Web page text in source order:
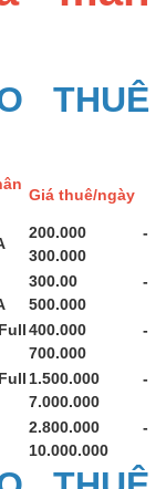
THUÊ
Giá thuê/ngày
200.000 -
300.000
300.00 -
500.000
400.000 -
700.000
1.500.000 -
7.000.000
2.800.000 -
10.000.000